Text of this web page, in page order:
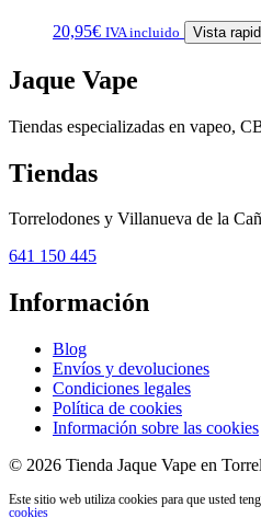
20,95€ IVA incluido Vista
Jaque Vape
Tiendas especializadas en vapeo,
Tiendas
Torrelodones y Villanueva de la
641 150 445
Información
Blog
Envíos y devoluciones
Condiciones legales
Política de cookies
Información sobre las cookies
© 2026 Tienda Jaque Vape en
Este sitio web utiliza cookies para que usted
cookies